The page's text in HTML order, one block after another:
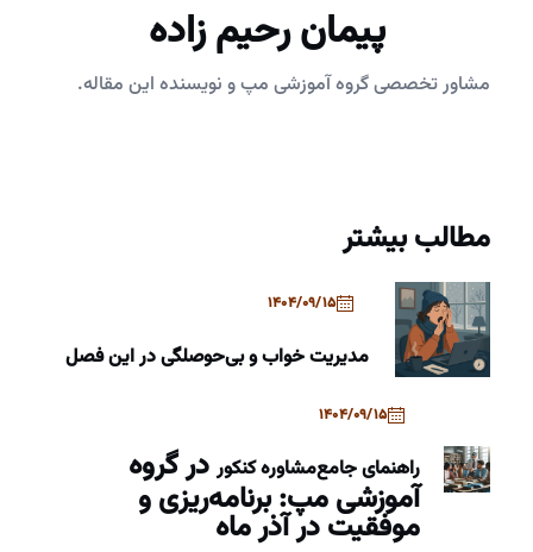
پیمان رحیم زاده
مشاور تخصصی گروه آموزشی مپ و نویسنده این مقاله.
مطالب بیشتر
1404/09/15
مدیریت خواب و بی‌حوصلگی در این فصل
1404/09/15
راهنمای جامعمشاوره کنکوردر گروه
آموزشی مپ: برنامه‌ریزی و
موفقیت در آذر ماه